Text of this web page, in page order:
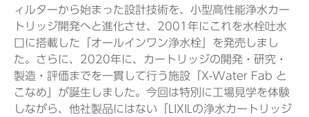
ィルターから始まった設計技術を、小型高性能浄水カー
トリッジ開発へと進化させ、2001年にこれを水栓吐水
口に搭載した「オールインワン浄水栓」を発売しまし
た。さらに、2020年に、カートリッジの開発・研究・
製造・評価までを一貫して行う施設「X-Water Fab と
こなめ」が誕生しました。今回は特別に工場見学を体験
しながら、他社製品にはない「LIXILの浄水カートリッジ